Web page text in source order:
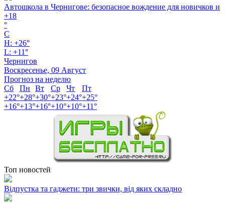
Автошкола в Чернигове: безопасное вождение для новичков и
+18
°
C
H: +26°
L: +11°
Чернигов
Воскресенье, 09 Август
Прогноз на неделю
Сб
Пн Вт Ср Чт
Пт
+22°+28°+30°+23°+24°+25°
+16°+13°+16°+10°+10°+11°
Топ новостей
Відпустка та гаджети: три звички, від яких складно